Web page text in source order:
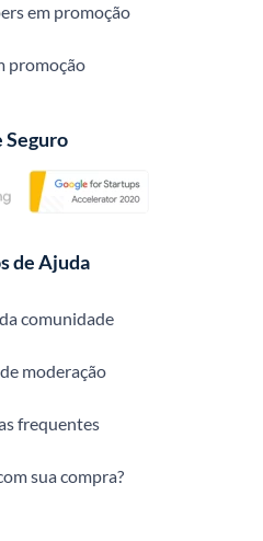
em promoção
promoção
Seguro
de Ajuda
comunidade
moderação
frequentes
sua compra?